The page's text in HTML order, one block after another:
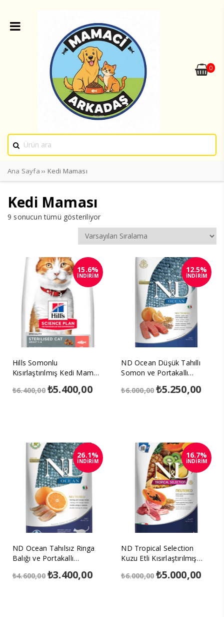
0
Ana Sayfa ›› Kedi Maması
Kedi Maması
9 sonucun tümü gösteriliyor
Hills Somonlu
Kısırlaştırılmış Kedi Maması
₺6.400,00 Orijinal
fiyat:
₺5.400,00Şu
andaki
15.6%
İNDİRİM
ND Ocean Düşük Tahıllı
Somon ve Portakallı
10kg
₺6.000,00 Orijinal
fiyat:
₺5.250,00Şu
12.5%
İNDİRİM
ND Ocean Tahılsız Ringa
Balığı ve Portakallı
5kg
₺4.600,00 Orijinal
fiyat:
₺3.400,00Şu
andaki
26.1%
İNDİRİM
ND Tropical Selection
Kuzu Etli Kısırlaştırılmış
₺6.000,00 Orijinal
fiyat:
₺5.000,00Şu
16.7%
İNDİRİM